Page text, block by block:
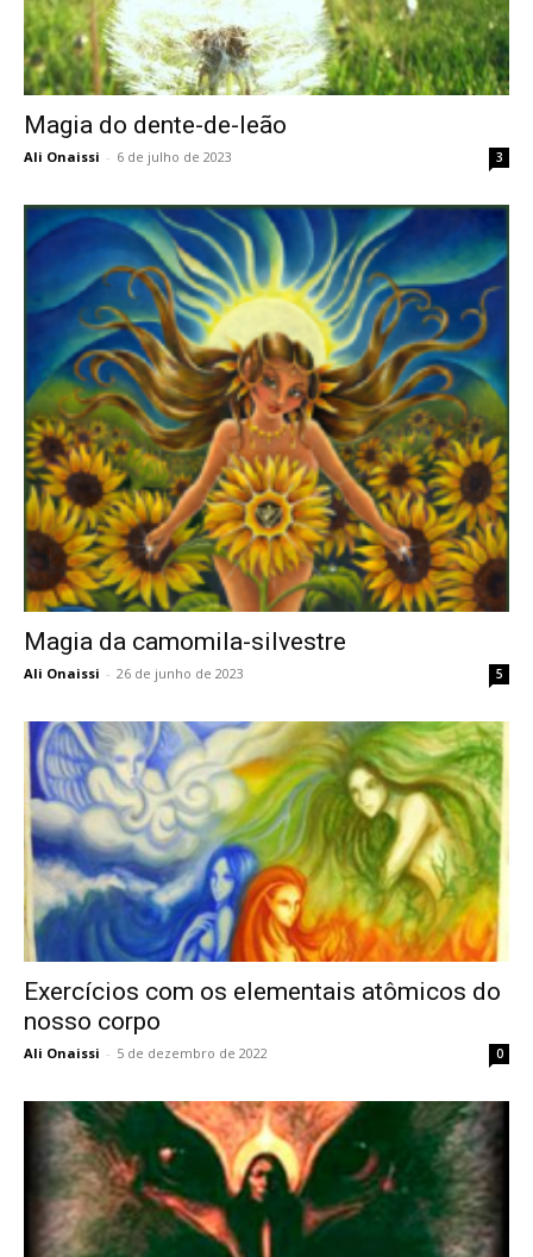
Magia do dente-de-leão
Ali Onaissi - 6 de julho de 2023 3
Magia da camomila-silvestre
Ali Onaissi - 26 de junho de 2023 5
Exercícios com os elementais atômicos do
nosso corpo
Ali Onaissi - 5 de dezembro de 2022 0